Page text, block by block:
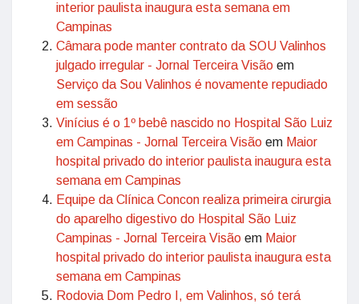
interior paulista inaugura esta semana em
Campinas
Câmara pode manter contrato da SOU Valinhos
julgado irregular - Jornal Terceira Visão em
Serviço da Sou Valinhos é novamente repudiado
em sessão
Vinícius é o 1º bebê nascido no Hospital São Luiz
em Campinas - Jornal Terceira Visão em Maior
hospital privado do interior paulista inaugura esta
semana em Campinas
Equipe da Clínica Concon realiza primeira cirurgia
do aparelho digestivo do Hospital São Luiz
Campinas - Jornal Terceira Visão em Maior
hospital privado do interior paulista inaugura esta
semana em Campinas
Rodovia Dom Pedro I, em Valinhos, só terá